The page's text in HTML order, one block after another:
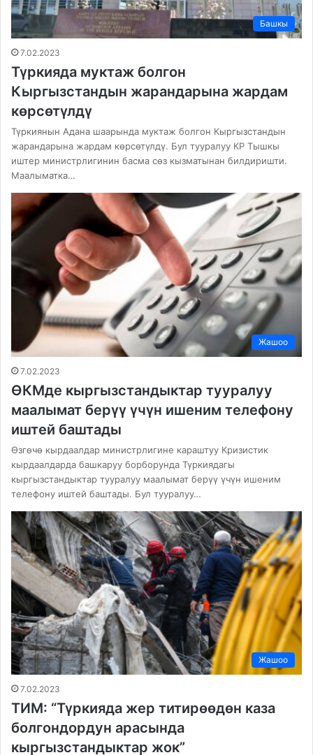
Башкы
7.02.2023
Түркияда муктаж болгон
Кыргызстандын жарандарына жардам
көрсөтүлдү
Түркиянын Адана шаарында муктаж болгон Кыргызстандын
жарандарына жардам көрсөтүлдү. Бул тууралуу КР Тышкы
иштер министрлигинин басма сөз кызматынан билдиришти.
Маалыматка…
Жашоо
7.02.2023
ӨКМде кыргызстандыктар тууралуу
маалымат берүү үчүн ишеним телефону
иштей баштады
Өзгөчө кырдаалдар министрлигине караштуу Кризистик
кырдаалдарда башкаруу борборунда Түркиядагы
кыргызстандыктар тууралуу маалымат берүү үчүн ишеним
телефону иштей баштады. Бул тууралуу…
Жашоо
7.02.2023
ТИМ: “Түркияда жер титирөөдөн каза
болгондордун арасында
кыргызстандыктар жок”